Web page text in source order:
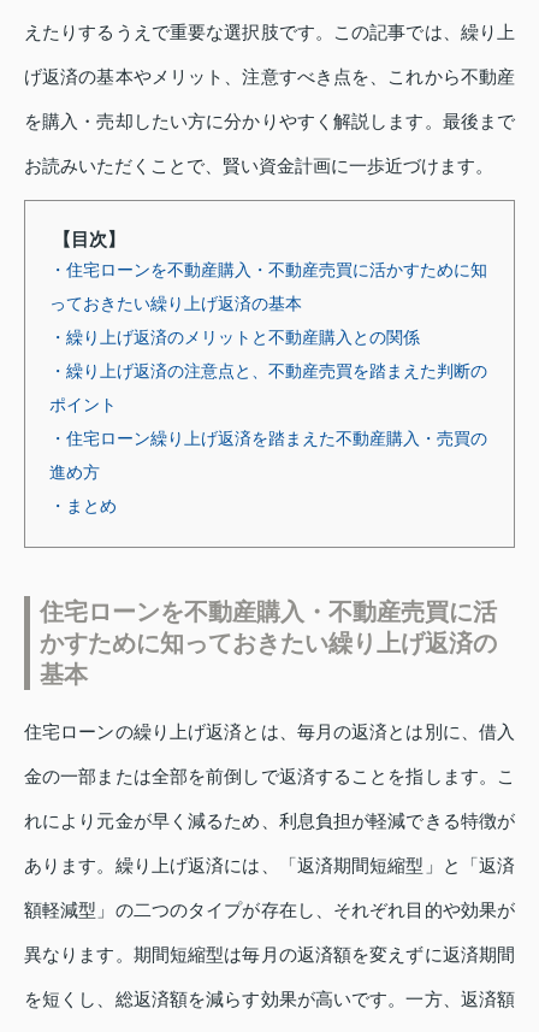
えたりするうえで重要な選択肢です。この記事では、繰り上
げ返済の基本やメリット、注意すべき点を、これから不動産
を購入・売却したい方に分かりやすく解説します。最後まで
お読みいただくことで、賢い資金計画に一歩近づけます。
【目次】
・住宅ローンを不動産購入・不動産売買に活かすために知
っておきたい繰り上げ返済の基本
・繰り上げ返済のメリットと不動産購入との関係
・繰り上げ返済の注意点と、不動産売買を踏まえた判断の
ポイント
・住宅ローン繰り上げ返済を踏まえた不動産購入・売買の
進め方
・まとめ
住宅ローンを不動産購入・不動産売買に活
かすために知っておきたい繰り上げ返済の
基本
住宅ローンの繰り上げ返済とは、毎月の返済とは別に、借入
金の一部または全部を前倒しで返済することを指します。こ
れにより元金が早く減るため、利息負担が軽減できる特徴が
あります。繰り上げ返済には、「返済期間短縮型」と「返済
額軽減型」の二つのタイプが存在し、それぞれ目的や効果が
異なります。期間短縮型は毎月の返済額を変えずに返済期間
を短くし、総返済額を減らす効果が高いです。一方、返済額